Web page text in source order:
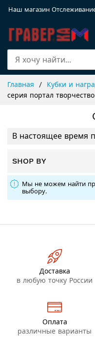
Наш магазин
Content
Главная Кубки и
серия портал творчество
В настоящее время
SHOP BY
Мы не можем найти
выбору.
Доставка
в любую точку России
Оплата
различные варианты